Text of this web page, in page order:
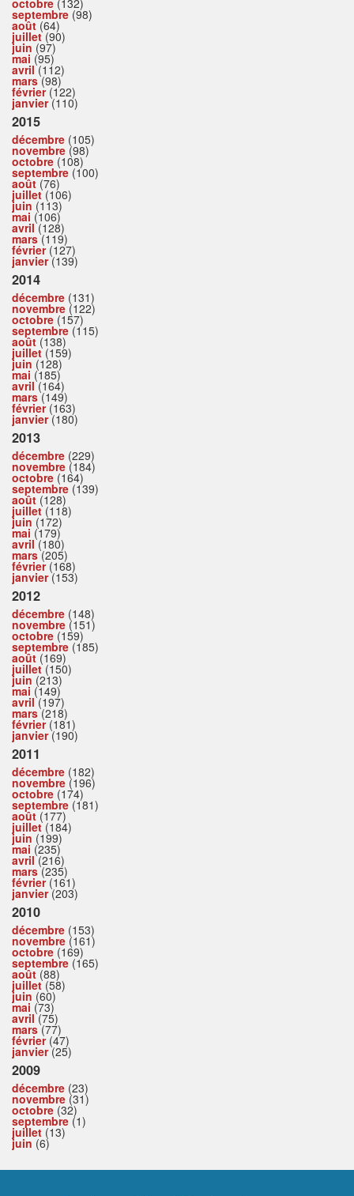
octobre (132)
septembre (98)
août (64)
juillet(90)
juin (97)
mai (95)
avril(112)
mars(98)
février(122)
janvier(110)
2015
décembre (105)
novembre (98)
octobre (108)
septembre (100)
août (76)
juillet(106)
juin (113)
mai (106)
avril(128)
mars(119)
février(127)
janvier(139)
2014
décembre (131)
novembre (122)
octobre (157)
septembre (115)
août (138)
juillet(159)
juin (128)
mai (185)
avril(164)
mars(149)
février(163)
janvier(180)
2013
décembre (229)
novembre (184)
octobre (164)
septembre (139)
août (128)
juillet(118)
juin (172)
mai (179)
avril(180)
mars(205)
février(168)
janvier(153)
2012
décembre (148)
novembre (151)
octobre (159)
septembre (185)
août (169)
juillet(150)
juin (213)
mai (149)
avril(197)
mars(218)
février(181)
janvier(190)
2011
décembre (182)
novembre (196)
octobre (174)
septembre (181)
août (177)
juillet(184)
juin (199)
mai (235)
avril(216)
mars(235)
février(161)
janvier(203)
2010
décembre (153)
novembre (161)
octobre (169)
septembre (165)
août (88)
juillet(58)
juin (60)
mai (73)
avril(75)
mars(77)
février(47)
janvier(25)
2009
décembre (23)
novembre (31)
octobre (32)
septembre (1)
juillet (13)
juin (6)